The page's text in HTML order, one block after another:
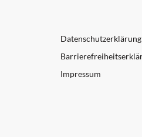
Datenschutzerklärung
Impressum